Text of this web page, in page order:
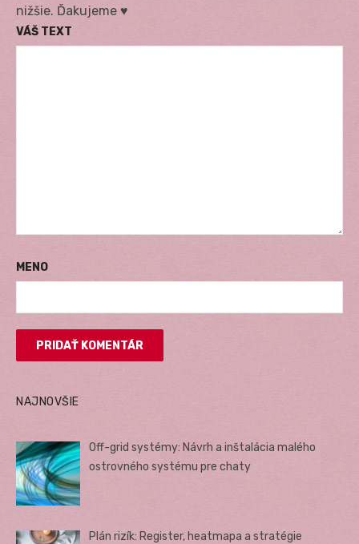
nižšie. Ďakujeme ♥
VÁŠ TEXT
MENO
NAJNOVŠIE
Off-grid systémy: Návrh a inštalácia malého
ostrovného systému pre chaty
Plán rizík: Register, heatmapa a stratégie